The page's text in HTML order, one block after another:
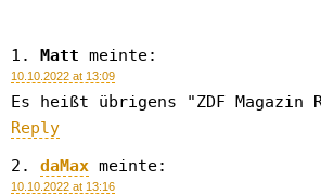
Matt meinte:
10.10.2022 at 13:09
Es heißt übrigens "ZDF Magazin
Reply
daMax meinte:
10.10.2022 at 13:16